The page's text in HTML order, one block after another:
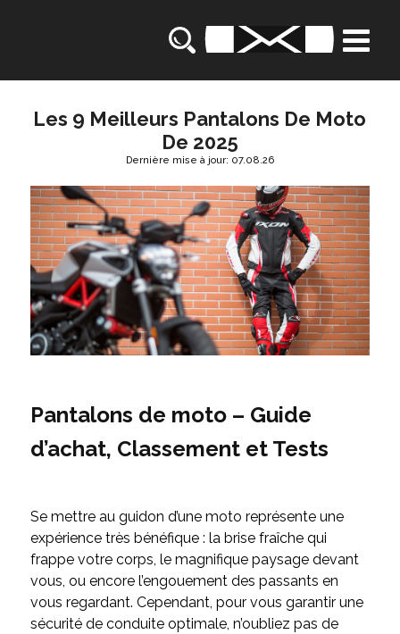
Les 9 Meilleurs Pantalons De Moto
De 2025
Dernière mise à jour: 07.08.26
Pantalons de moto – Guide
d’achat, Classement et Tests
Se mettre au guidon d’une moto représente une
expérience très bénéfique : la brise fraîche qui
frappe votre corps, le magnifique paysage devant
vous, ou encore l’engouement des passants en
vous regardant. Cependant, pour vous garantir une
sécurité de conduite optimale, n’oubliez pas de